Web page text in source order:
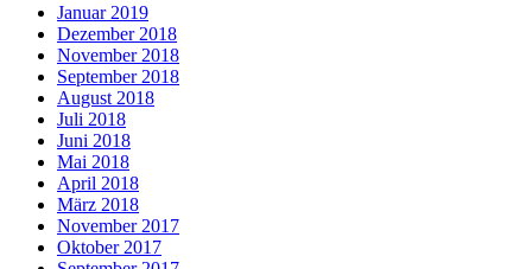
Januar 2019
Dezember 2018
November 2018
September 2018
August 2018
Juli 2018
Juni 2018
Mai 2018
April 2018
März 2018
November 2017
Oktober 2017